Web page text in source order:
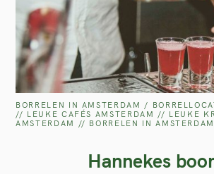
BORRELEN IN AMSTERDAM /
// LEUKE CAFÉS AMSTERDAM // LEUKE
AMSTERDAM // BORRELEN IN AMSTERDAM
Hannekes
S
e
a
r